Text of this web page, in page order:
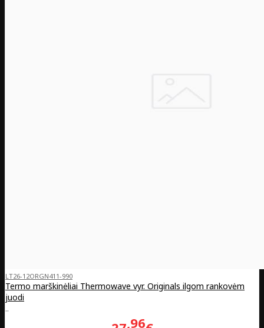
LT26-12ORGN411-990
Termo marškinėliai Thermowave vyr. Originals ilgom rankovėm
juodi
..
96